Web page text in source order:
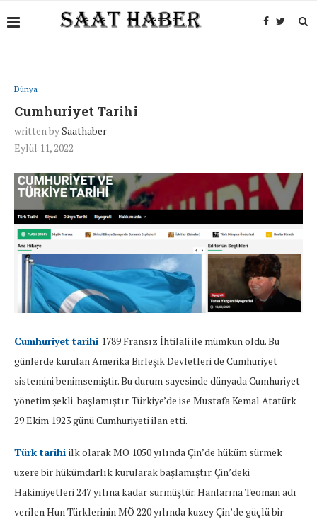
Dünya
Cumhuriyet Tarihi
written bySaathaber
Eylül 11, 2022
Cumhuriyet tarihi 1789 Fransız İhtilali ile mümkün oldu. Bu
günlerde kurulan Amerika Birleşik Devletleri de Cumhuriyet
sistemini benimsemiştir. Bu durum sayesinde dünyada Cumhuriyet
yönetim şekli başlamıştır. Türkiye’de ise Mustafa Kemal Atatürk
29 Ekim 1923 günü Cumhuriyeti ilan etti.
Türk tarihi ilk olarak MÖ 1050 yılında Çin’de hüküm sürmek
üzere bir hükümdarlık kurularak başlamıştır. Çin’deki
Hakimiyetleri 247 yılına kadar sürmüştür. Hanlarına Teoman adı
verilen Hun Türklerinin MÖ 220 yılında kuzey Çin’de güçlü bir